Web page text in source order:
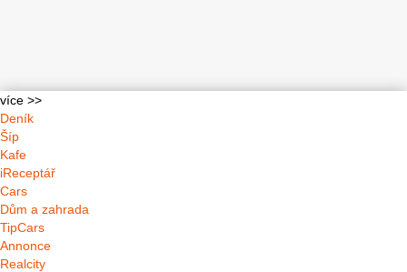
více >>
Deník
Šíp
Kafe
iReceptář
Cars
Dům a zahrada
TipCars
Annonce
Realcity